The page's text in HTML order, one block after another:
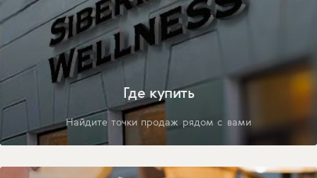
Где купить
Найдите точки продаж рядом с вами